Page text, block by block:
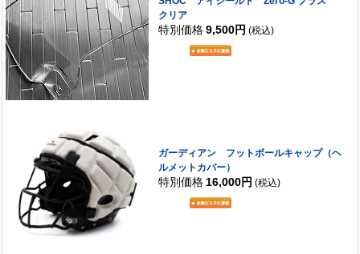
クリア
特別価格 9,500円 (税込)
ガーディアン フットボールキャップ（ヘ
ルメットカバー）
特別価格 16,000円 (税込)